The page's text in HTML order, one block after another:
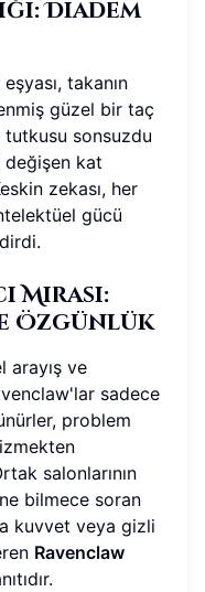
Diadem
takanın
güzel bir taç
sonsuzdu
kat
zekası, her
gücü
Mirası:
Özgünlük
arayış ve
sadece
problem
salonlarının
bilmece soran
kuvvet veya gizli
Ravenclaw